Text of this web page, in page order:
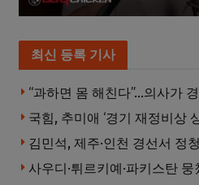
최신 등록 기사
“과하면 몸 해친다”…의사가
김민석, 제주·인천 경선서 정